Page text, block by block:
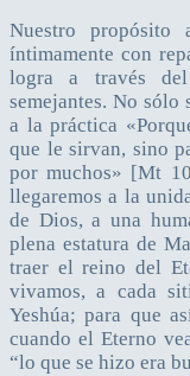
Nuestro
íntimamente con
logra a través
semejantes. No sólo
a la práctica
que le sirvan, sino
por muchos» [Mt
llegaremos a la
de Dios, a una
plena estatura de
traer el reino del
vivamos, a cada
Yeshúa; para que
cuando el Eterno
“lo que se hizo era